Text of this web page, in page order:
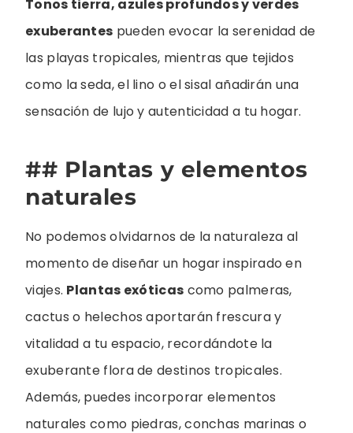
Tonos tierra, azules profundos y verdes
exuberantes pueden evocar la serenidad de
las playas tropicales, mientras que tejidos
como la seda, el lino o el sisal añadirán una
sensación de lujo y autenticidad a tu hogar.
## Plantas y elementos
naturales
No podemos olvidarnos de la naturaleza al
momento de diseñar un hogar inspirado en
viajes. Plantas exóticas como palmeras,
cactus o helechos aportarán frescura y
vitalidad a tu espacio, recordándote la
exuberante flora de destinos tropicales.
Además, puedes incorporar elementos
naturales como piedras, conchas marinas o